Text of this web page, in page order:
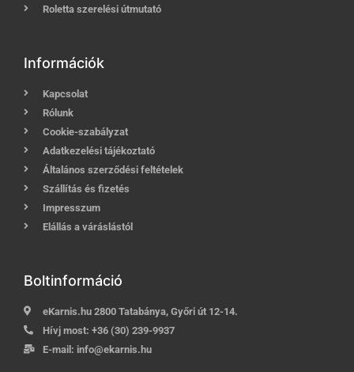
Roletta szerelési útmutató
Információk
Kapcsolat
Rólunk
Cookie-szabályzat
Adatkezelési tájékoztató
Általános szerződési feltételek
Szállítás és fizetés
Impresszum
Elállás a váráslástól
Boltinformáció
eKarnis.hu 2800 Tatabánya, Győri út 12-14.
Hívj most: +36 (30) 239-9937
E-mail: info@ekarnis.hu